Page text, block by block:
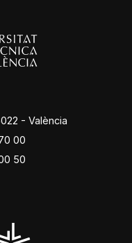
- València
00
50